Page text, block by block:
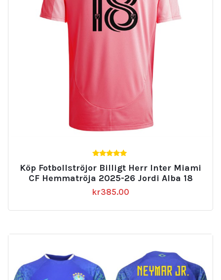
av 5
Köp Fotbollströjor Billigt Herr Inter Miami
CF Hemmatröja 2025-26 Jordi Alba 18
kr385.00